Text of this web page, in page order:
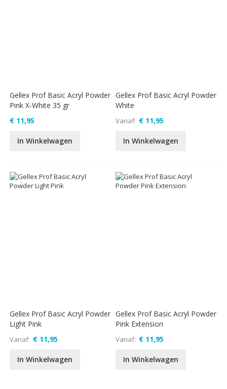
Gellex Prof Basic Acryl Powder
Pink X-White 35 gr
€ 11,95
In Winkelwagen
Gellex Prof Basic Acryl Powder
White
Vanaf € 11,95
In Winkelwagen
Gellex Prof Basic Acryl Powder
Light Pink
Vanaf € 11,95
In Winkelwagen
Gellex Prof Basic Acryl Powder
Pink Extension
Vanaf € 11,95
In Winkelwagen